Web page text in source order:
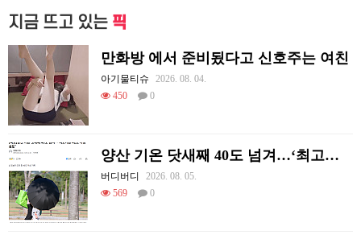
지금 뜨고 있는 픽
만화방 에서 준비됬다고 신호주는 여친
아기물티슈
2026. 08. 04.
450
0
양산 기온 닷새째 40도 넘겨…‘최고기온 42도 가능성도’
버디버디
2026. 08. 05.
569
0